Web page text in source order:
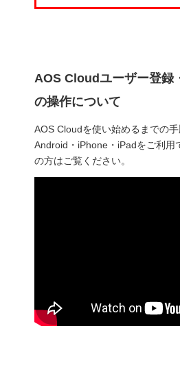
AOS Cloudユーザー登録
の操作について
AOS Cloudを使い始めるまでの手
Android・iPhone・iPadをご利用
の方はご覧ください。